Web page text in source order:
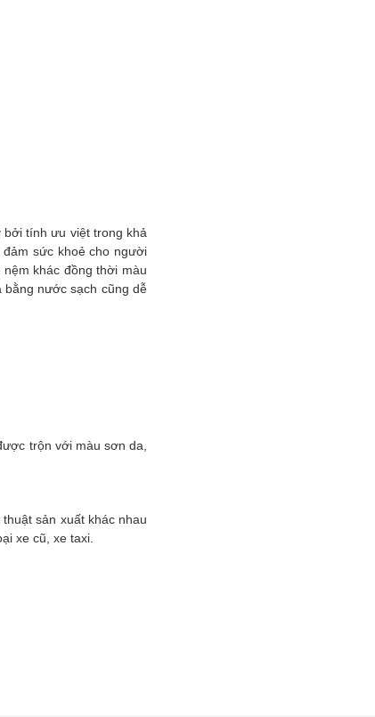
bởi tính ưu việt trong khả
sức khoẻ cho người
khác đồng thời màu
bằng nước sạch cũng dễ
trộn với màu sơn da,
sản xuất khác nhau
xe cũ, xe taxi.